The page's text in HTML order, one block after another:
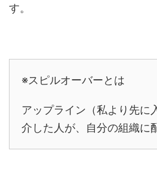
す。
※スピルオーバーとは
アップライン（私より先に
介した人が、自分の組織に